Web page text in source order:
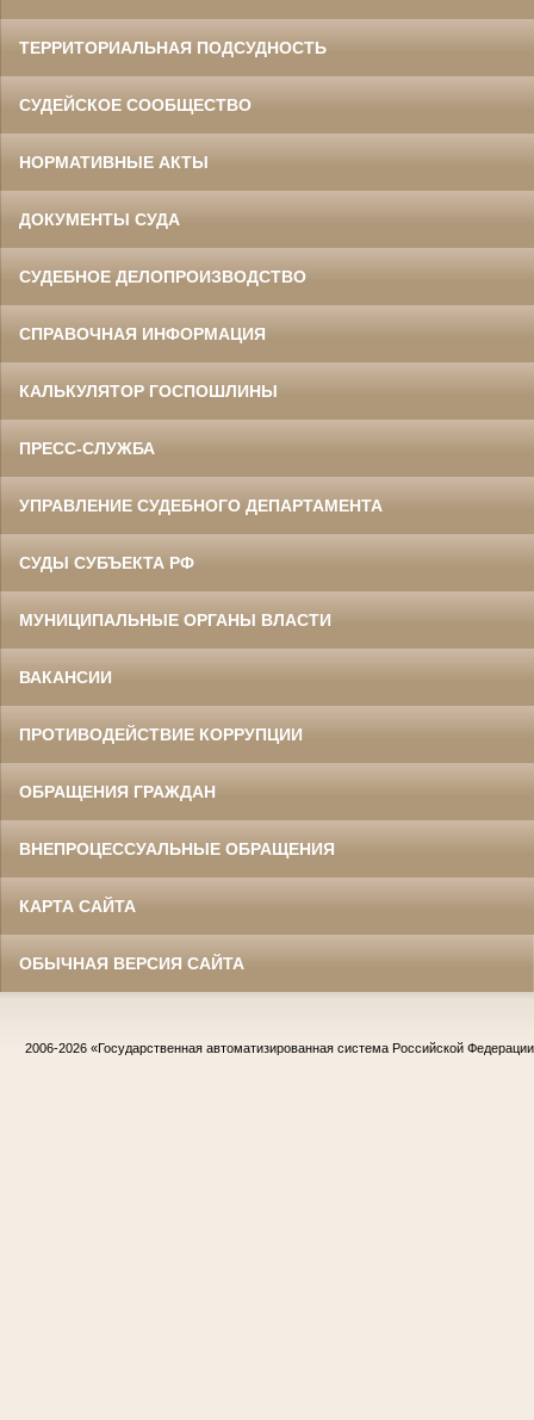
ТЕРРИТОРИАЛЬНАЯ ПОДСУДНОСТЬ
СУДЕЙСКОЕ СООБЩЕСТВО
НОРМАТИВНЫЕ АКТЫ
ДОКУМЕНТЫ СУДА
СУДЕБНОЕ ДЕЛОПРОИЗВОДСТВО
СПРАВОЧНАЯ ИНФОРМАЦИЯ
КАЛЬКУЛЯТОР ГОСПОШЛИНЫ
ПРЕСС-СЛУЖБА
УПРАВЛЕНИЕ СУДЕБНОГО ДЕПАРТАМЕНТА
СУДЫ СУБЪЕКТА РФ
МУНИЦИПАЛЬНЫЕ ОРГАНЫ ВЛАСТИ
ВАКАНСИИ
ПРОТИВОДЕЙСТВИЕ КОРРУПЦИИ
ОБРАЩЕНИЯ ГРАЖДАН
ВНЕПРОЦЕССУАЛЬНЫЕ ОБРАЩЕНИЯ
КАРТА САЙТА
ОБЫЧНАЯ ВЕРСИЯ САЙТА
2006-2026 «Государственная автоматизированная система Российской